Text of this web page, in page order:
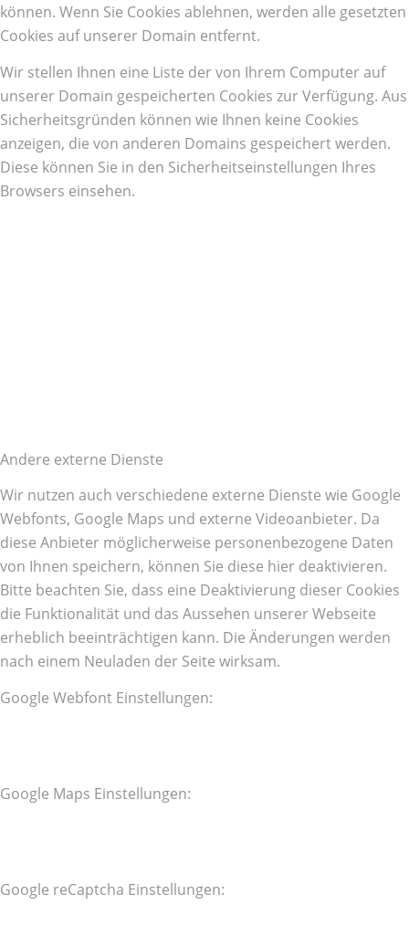
können. Wenn Sie Cookies ablehnen, werden alle gesetzten
Cookies auf unserer Domain entfernt.
Wir stellen Ihnen eine Liste der von Ihrem Computer auf
unserer Domain gespeicherten Cookies zur Verfügung. Aus
Sicherheitsgründen können wie Ihnen keine Cookies
anzeigen, die von anderen Domains gespeichert werden.
Diese können Sie in den Sicherheitseinstellungen Ihres
Browsers einsehen.
Andere externe Dienste
Wir nutzen auch verschiedene externe Dienste wie Google
Webfonts, Google Maps und externe Videoanbieter. Da
diese Anbieter möglicherweise personenbezogene Daten
von Ihnen speichern, können Sie diese hier deaktivieren.
Bitte beachten Sie, dass eine Deaktivierung dieser Cookies
die Funktionalität und das Aussehen unserer Webseite
erheblich beeinträchtigen kann. Die Änderungen werden
nach einem Neuladen der Seite wirksam.
Google Webfont Einstellungen:
Google Maps Einstellungen:
Google reCaptcha Einstellungen: